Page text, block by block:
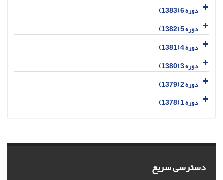
دوره 6 (1383)
دوره 5 (1382)
دوره 4 (1381)
دوره 3 (1380)
دوره 2 (1379)
دوره 1 (1378)
دسترسی سریع